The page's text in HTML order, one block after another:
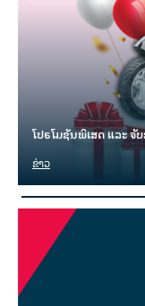
ໂປຣໂມຊັນພິເສດ ແລະ ຈັ
ຂ່າວ